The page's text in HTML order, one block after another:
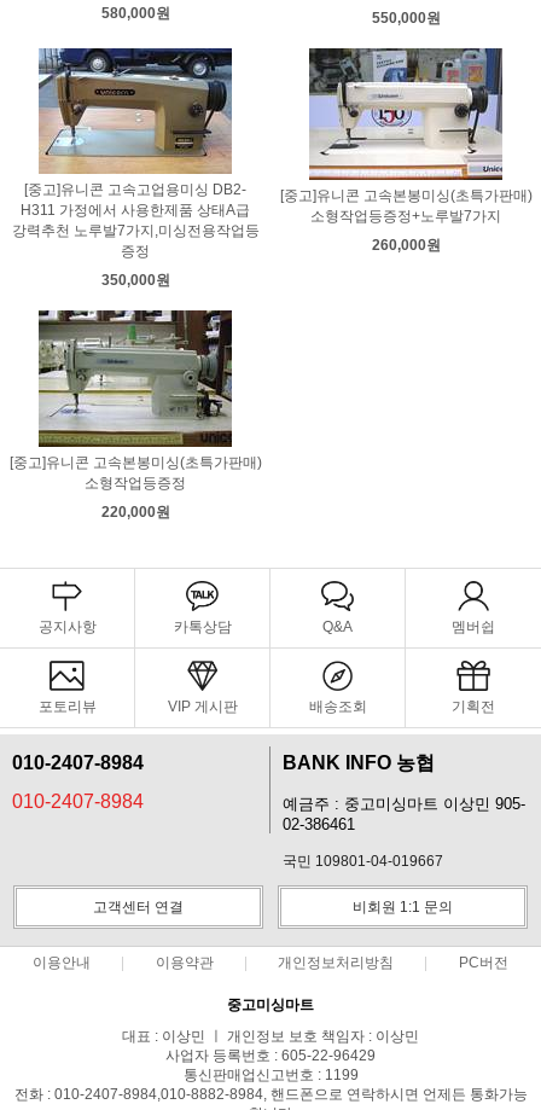
580,000원
550,000원
[중고]유니콘 고속고업용미싱 DB2-
H311 가정에서 사용한제품 상태A급
강력추천 노루발7가지,미싱전용작업등
증정
350,000원
[중고]유니콘 고속본봉미싱(초특가판매)
소형작업등증정+노루발7가지
260,000원
[중고]유니콘 고속본봉미싱(초특가판매)
소형작업등증정
220,000원
공지사항 카톡상담 Q&A 멤버쉽
포토리뷰 VIP 게시판 배송조회 기획전
010-2407-8984
010-2407-8984
BANK INFO 농협
예금주 : 중고미싱마트 이상민 905-
02-386461
국민 109801-04-019667
고객센터 연결 비회원 1:1 문의
이용안내 이용약관 개인정보처리방침 PC버전
중고미싱마트
대표 : 이상민 ㅣ 개인정보 보호 책임자 : 이상민
사업자 등록번호 : 605-22-96429
통신판매업신고번호 : 1199
전화 : 010-2407-8984,010-8882-8984, 핸드폰으로 연락하시면 언제든 통화가능